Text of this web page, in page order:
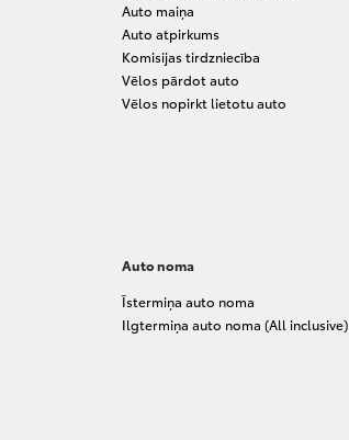
Auto maiņa
Auto atpirkums
Komisijas tirdzniecība
Vēlos pārdot auto
Vēlos nopirkt lietotu auto
Auto noma
Īstermiņa auto noma
Ilgtermiņa auto noma (All inclusive)